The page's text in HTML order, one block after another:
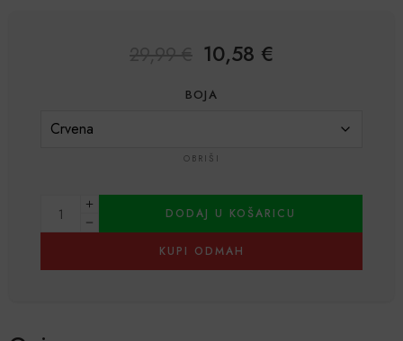
29,99 10,58 €
BOJA
OBRIŠI
DODAJ U KOŠARICU
KUPI ODMAH